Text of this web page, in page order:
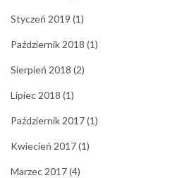
Styczeń 2019 (1)
Październik 2018 (1)
Sierpień 2018 (2)
Lipiec 2018 (1)
Październik 2017(1)
Kwiecień 2017(1)
Marzec 2017(4)